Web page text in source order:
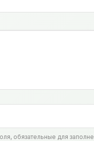
обязательные для